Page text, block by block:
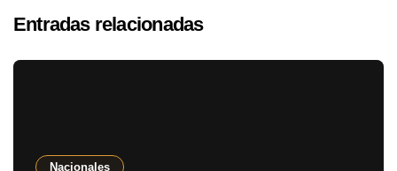
Entradas relacionadas
Nacionales